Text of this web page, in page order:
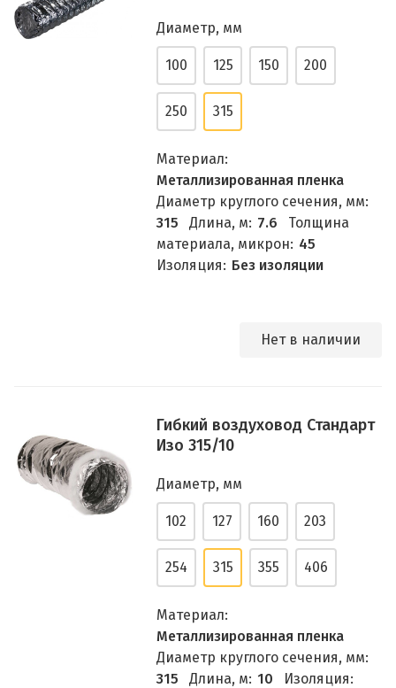
Диаметр, мм
100 125 150 200
250 315
Материал:
Металлизированная пленка
Диаметр круглого сечения, мм:
315
Длина, м: 7.6
Толщина
материала, микрон: 45
Изоляция: Без изоляции
Нет в наличии
Гибкий воздуховод Стандарт
Изо 315/10
Диаметр, мм
102 127 160 203
254 315 355 406
Материал:
Металлизированная пленка
Диаметр круглого сечения, мм:
315
Длина, м: 10
Изоляция: